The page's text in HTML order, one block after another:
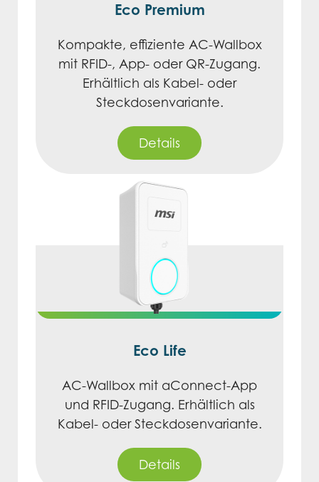
Eco Premium
Kompakte, effiziente AC-Wallbox
mit RFID-, App- oder QR-Zugang.
Erhältlich als Kabel- oder
Steckdosenvariante.
Details
Eco Life
AC-Wallbox mit aConnect-App
und RFID-Zugang. Erhältlich als
Kabel- oder Steckdosenvariante.
Details